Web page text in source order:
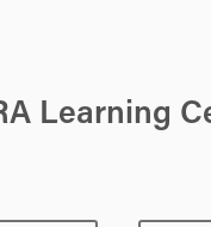
Learning